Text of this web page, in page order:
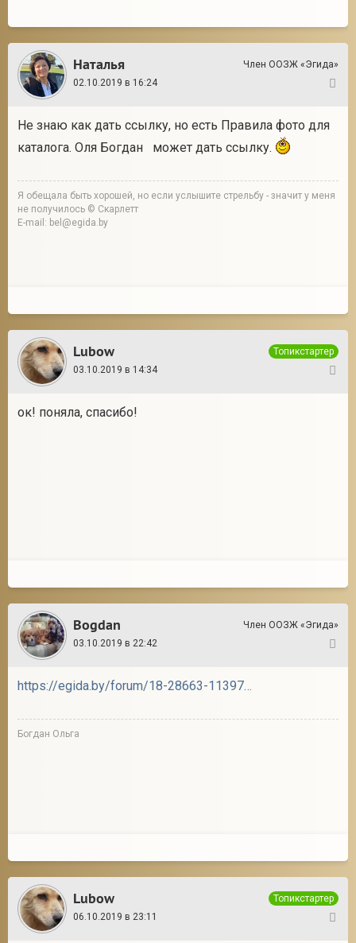
Наталья
Член ООЗЖ «Эгида»
02.10.2019 в 16:24
Не знаю как дать ссылку, но есть Правила фото для
каталога. Оля Богдан может дать ссылку.
Я обещала быть хорошей, но если услышите стрельбу - значит у меня
не получилось © Скарлетт
E-mail: bel@egida.by
Lubow
Топикстартер
03.10.2019 в 14:34
ок! поняла, спасибо!
Bogdan
Член ООЗЖ «Эгида»
03.10.2019 в 22:42
https://egida.by/forum/18-28663-1139713-16-1464350754
Богдан Ольга
Lubow
Топикстартер
06.10.2019 в 23:11